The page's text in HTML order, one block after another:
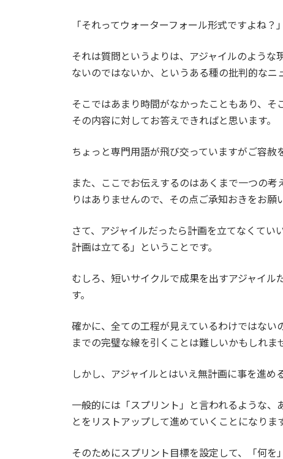
「それってウォーターフォール形式ですよね？」
それは質問というよりは、アジャイルのよう
ないのではないか、というある種の批判的なニ
そこではあまり時間がなかったこともあり、
その内容に対してお答えできればと思います。
ちょっと専門用語が飛び交っていますがご容赦
また、ここでお伝えするのはあくまで一つの
りはありませんので、その点ご承知おきをお願
さて、アジャイルだったら計画を立てなくてい
計画は立てる」ということです。
むしろ、短いサイクルで成果を出すアジャイ
す。
確かに、全ての工程が見えているわけではな
までの完璧な線を引くことは難しいかもしれま
しかし、アジャイルとはいえ無計画に事を進め
一般的には「スプリント」と言われるような
とをリストアップして進めていくことになります
そのためにスプリント目標を設定して、「何